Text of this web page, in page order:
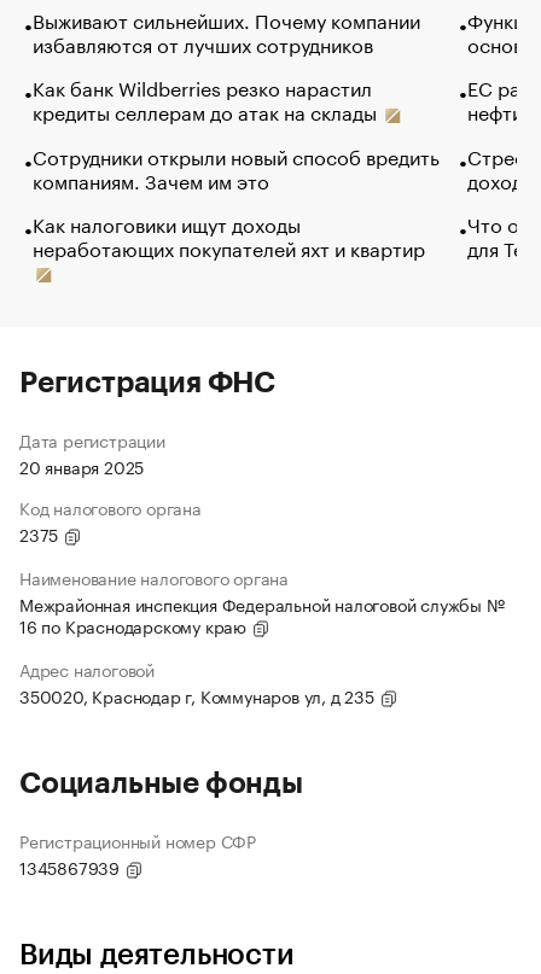
Выживают сильнейших. Почему компании
избавляются от лучших сотрудников
Как банк Wildberries резко нарастил
кредиты селлерам до атак на склады
Сотрудники открыли новый способ вредить
компаниям. Зачем им это
Как налоговики ищут доходы
неработающих покупателей яхт и квартир
основ
ЕС
нефти
Что
для
Регистрация ФНС
Дата регистрации
20 января 2025
Код налогового органа
2375
Наименование налогового органа
Межрайонная инспекция Федеральной налоговой службы №
16 по Краснодарскому краю
Адрес налоговой
350020, Краснодар г, Коммунаров ул, д 235
Социальные фонды
Регистрационный номер СФР
1345867939
Виды деятельности